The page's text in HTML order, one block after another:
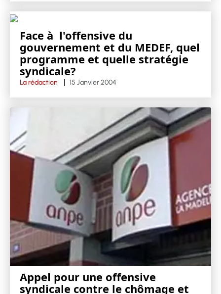
Face à l'offensive du
gouvernement et du MEDEF, quel
programme et quelle stratégie
syndicale?
La rédaction 15 Janvier 2004
Appel pour une offensive
syndicale contre le chômage et